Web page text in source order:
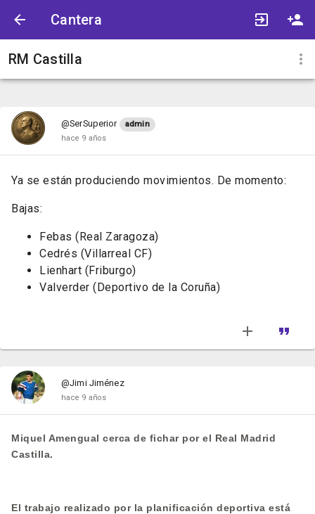
Cantera
RM Castilla
@SerSuperior
admin
hace 9 años
Ya se están produciendo movimientos. De momento:
Bajas:
Febas (Real Zaragoza)
Cedrés (Villarreal CF)
Lienhart (Friburgo)
Valverder (Deportivo de la Coruña)
@Jimi Jiménez
hace 9 años
Miquel Amengual cerca de fichar por el Real Madrid
Castilla.
El trabajo realizado por la planificación deportiva está